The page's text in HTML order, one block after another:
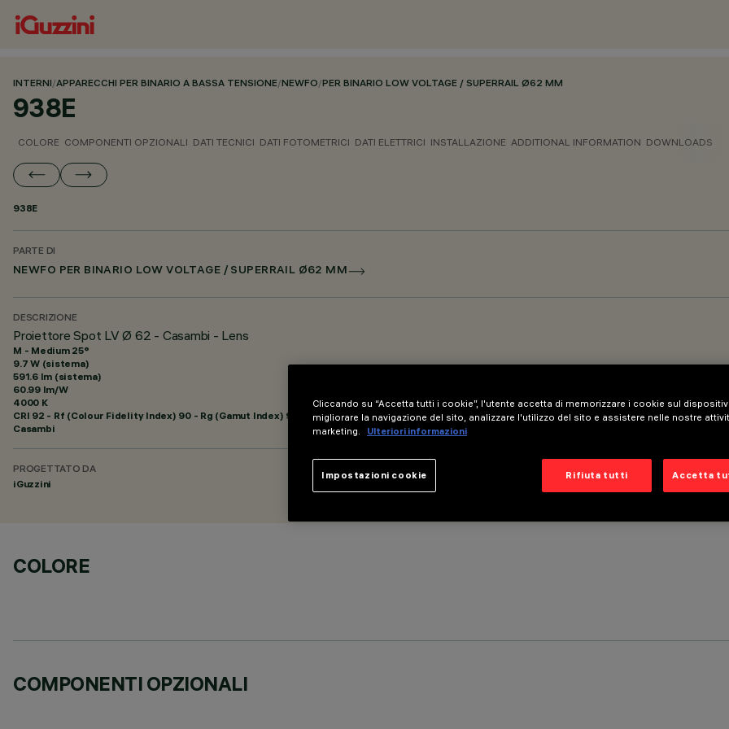
INTERNI/APPARECCHI PER BINARIO A BASSA TENSIONE/NEWFO/PER BINARIO LOW VOLTAGE / SUPERRAIL Ø62 MM
938E
COLORE COMPONENTI OPZIONALI DATI TECNICI DATI FOTOMETRICI DATI ELETTRICI INSTALLAZIONE ADDITIONAL INFORMATION DOWNLOADS
938E
PARTE DI
NEWFO PER BINARIO LOW VOLTAGE / SUPERRAIL Ø62 MM
DESCRIZIONE
Proiettore Spot LV Ø 62 - Casambi - Lens
M - Medium 25°
9.7 W (sistema)
591.6 lm (sistema)
60.99 lm/W
4000 K
CRI 92 - Rf (Colour Fidelity Index) 90 - Rg (Gamut Index) 98
Casambi
PROGETTATO DA
iGuzzini
COLORE
COMPONENTI OPZIONALI
Cliccando su “Accetta tutti i cookie”, l'utente accetta di memorizzare i cookie sul
migliorare la navigazione del sito, analizzare l'utilizzo del sito e assistere nelle nostre
marketing.
Ulteriori informazioni
Rifiuta tutti Accetta
Impostazioni cookie